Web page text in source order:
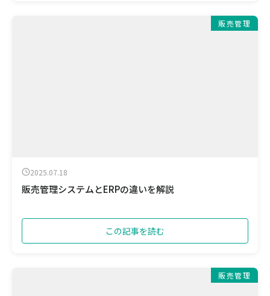
販売管理
2025.07.18
販売管理システムとERPの違いを解説
この記事を読む
販売管理